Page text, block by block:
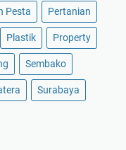
Pesta Pertanian
Plastik Property
Sembako
Surabaya